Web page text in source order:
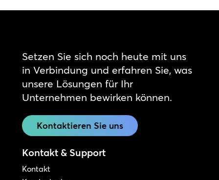
Setzen Sie sich noch heute mit uns
in Verbindung und erfahren Sie, was
unsere Lösungen für Ihr
Unternehmen bewirken können.
Kontaktieren Sie uns
Kontakt & Support
Kontakt